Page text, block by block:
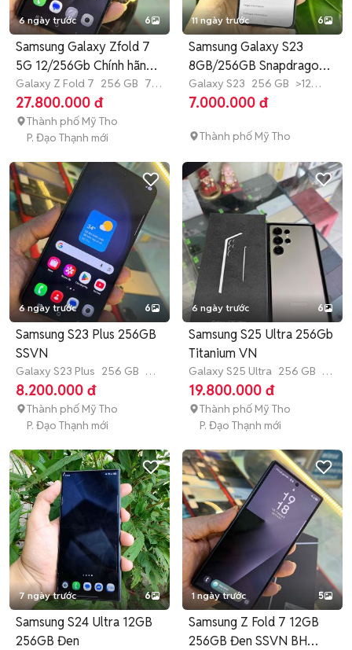
6 ngày trước 6
Samsung Galaxy Zfold 7
5G 12/256Gb Chính hãng
SSVN
Galaxy Z Fold 7 256 GB 7-
12 tháng
27.800.000 đ
Thành phố Mỹ Tho
P. Đạo Thạnh mới
11 ngày trước 6
Samsung Galaxy S23
8GB/256GB Snapdragon
8 Gen 2
Galaxy S23 256 GB >12
tháng
7.000.000 đ
Thành phố Mỹ Tho
6 ngày trước 6
Samsung S23 Plus 256GB
SSVN
Galaxy S23 Plus 256 GB 3
tháng
8.200.000 đ
Thành phố Mỹ Tho
P. Đạo Thạnh mới
6 ngày trước 6
Samsung S25 Ultra 256Gb
Titanium VN
Galaxy S25 Ultra 256 GB 4-
6 tháng
19.800.000 đ
Thành phố Mỹ Tho
P. Đạo Thạnh mới
7 ngày trước 6
Samsung S24 Ultra 12GB
256GB Đen
1 ngày trước 5
Samsung Z Fold 7 12GB
256GB Đen SSVN BH